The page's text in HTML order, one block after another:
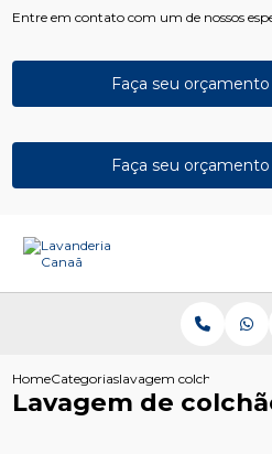
Entre em contato com um de nossos
Faça seu
Faça seu
HomeCategoriaslavagem colchao casal
Lavagem de